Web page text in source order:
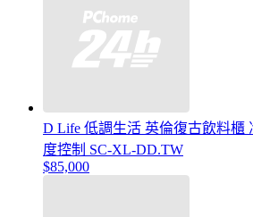
D Life 低調生活 英倫復古飲料櫃
度控制 SC-XL-DD.TW
$85,000